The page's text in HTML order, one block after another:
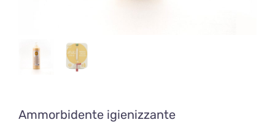
Ammorbidente igienizzante